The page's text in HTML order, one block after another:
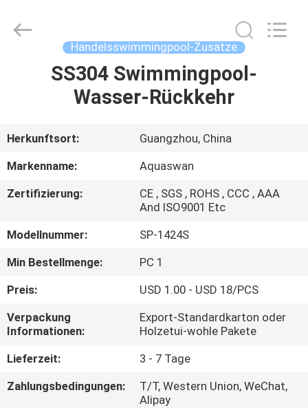
ÜBER
UNS
FABRIK-
AUSFLUG
QUALITÄTSKONTROLLE
TRETEN
SIE
MIT
co,.ltd.
Handelsswimmingpool-Zusätze
SS304 Swimmingpool-
Wasser-Rückkehr
Herkunftsort:
Guangzhou, China
Markenname:
Aquaswan
Zertifizierung:
CE , SGS , ROHS , CCC , AAA
And ISO9001 Etc
Modellnummer:
SP-1424S
Min Bestellmenge:
PC 1
Preis:
USD 1.00 - USD 18/PCS
Verpackung
Informationen:
Export-Standardkarton oder
Holzetui-wohle Pakete
Lieferzeit:
3 - 7 Tage
Zahlungsbedingungen:
T/T, Western Union, WeChat,
Alipay